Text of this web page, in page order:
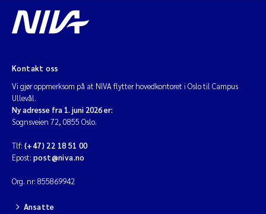
Kontakt oss
Vi gjør oppmerksom på at NIVA flytter hovedkontoret i Oslo til Campus
Ullevål.
Ny adresse fra 1. juni 2026 er:
Sognsveien 72, 0855 Oslo.
Tlf: (+47) 22 18 51 00
Epost: post@niva.no
Org. nr: 855869942
Ansatte